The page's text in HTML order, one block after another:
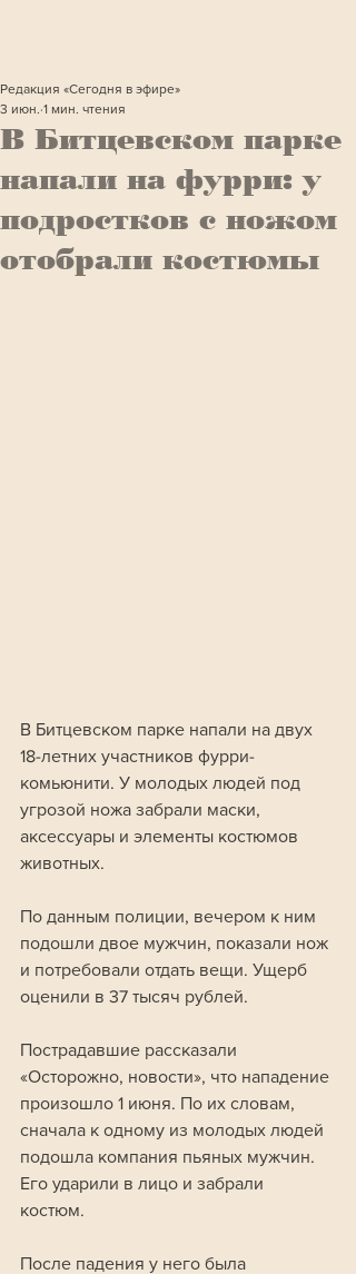
В Битцевском парке
напали на фурри: у
подростков с ножом
отобрали костюмы
Редакция «Сегодня в эфире»
3 июн. 1 мин. чтения
В Битцевском парке напали на двух
18-летних участников фурри-
комьюнити. У молодых людей под
угрозой ножа забрали маски,
аксессуары и элементы костюмов
животных.
По данным полиции, вечером к ним
подошли двое мужчин, показали нож
и потребовали отдать вещи. Ущерб
оценили в 37 тысяч рублей.
Пострадавшие рассказали
«Осторожно, новости», что нападение
произошло 1 июня. По их словам,
сначала к одному из молодых людей
подошла компания пьяных мужчин.
Его ударили в лицо и забрали
костюм.
После падения у него была